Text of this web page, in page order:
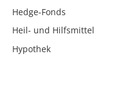
Hedge-Fonds
Heil- und Hilfsmittel
Hypothek